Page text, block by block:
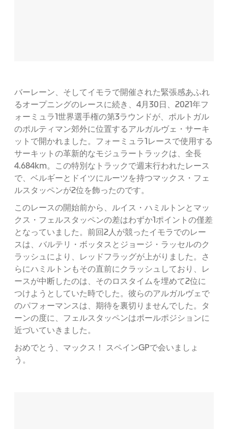
バーレーン、そしてイモラで開催された緊張感あふれ
るオープニングのレースに続き、4月30日、2021年フ
ォーミュラ1世界選手権の第3ラウンドが、ポルトガル
のポルティマン郊外に位置するアルガルヴェ・サーキ
ットで開かれました。フォーミュラ1レースで使用する
サーキットの革新的なモジュラートラックは、全長
4.684km。この特別なトラックで週末行われたレース
で、ベルギーとドイツにルーツを持つマックス・フェ
ルスタッペンが2位を飾ったのです。
このレースの開始前から、ルイス・ハミルトンとマッ
クス・フェルスタッペンの差はわずか1ポイントの僅差
となっていました。前回2人が競ったイモラでのレー
スは、バルテリ・ボッタスとジョージ・ラッセルのク
ラッシュにより、レッドフラッグが上がりました。さ
らにハミルトンもその直前にクラッシュしており、レ
ースが中断したのは、そのロスタイムを埋めて2位に
つけようとしていた時でした。彼らのアルガルヴェで
のパフォーマンスは、期待を裏切りませんでした。タ
ーンの度に、フェルスタッペンはポールポジションに
近づいていきました。
おめでとう、マックス！ スペインGPで会いましょ
う。